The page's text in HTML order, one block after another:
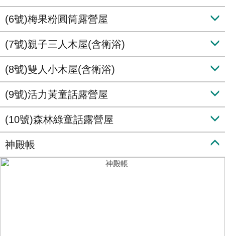
(6號)梅果粉圓筒露營屋
(7號)親子三人木屋(含衛浴)
(8號)雙人小木屋(含衛浴)
(9號)活力黃童話露營屋
(10號)森林綠童話露營屋
神殿帳